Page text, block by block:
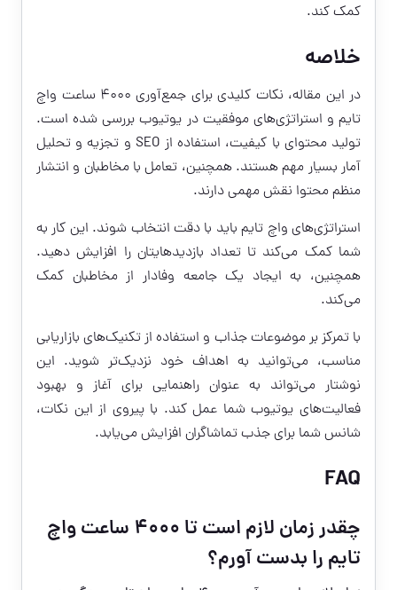
کمک کند.
خلاصه
در این مقاله، نکات کلیدی برای جمع‌آوری ۴۰۰۰ ساعت واچ
تایم و استراتژی‌های موفقیت در یوتیوب بررسی شده است.
تولید محتوای با کیفیت، استفاده از SEO و تجزیه و تحلیل
آمار بسیار مهم هستند. همچنین، تعامل با مخاطبان و انتشار
منظم محتوا نقش مهمی دارند.
استراتژی‌های واچ تایم باید با دقت انتخاب شوند. این کار به
شما کمک می‌کند تا تعداد بازدیدهایتان را افزایش دهید.
همچنین، به ایجاد یک جامعه وفادار از مخاطبان کمک
می‌کند.
با تمرکز بر موضوعات جذاب و استفاده از تکنیک‌های بازاریابی
مناسب، می‌توانید به اهداف خود نزدیک‌تر شوید. این
نوشتار می‌تواند به عنوان راهنمایی برای آغاز و بهبود
فعالیت‌های یوتیوب شما عمل کند. با پیروی از این نکات،
شانس شما برای جذب تماشاگران افزایش می‌یابد.
FAQ
چقدر زمان لازم است تا ۴۰۰۰ ساعت واچ
تایم را بدست آورم؟